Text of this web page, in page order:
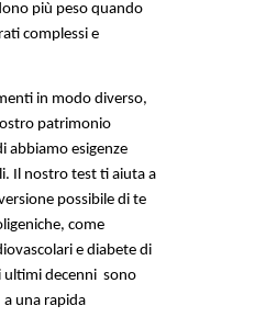
più peso quando
complessi e
in modo diverso,
patrimonio
abbiamo esigenze
Il nostro test ti aiuta a
possibile di te
come
e diabete di
decenni  sono
a una rapida